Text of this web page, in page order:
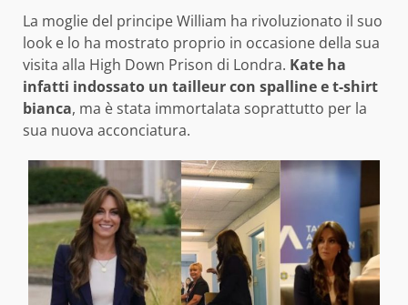
La moglie del principe William ha rivoluzionato il suo
look e lo ha mostrato proprio in occasione della sua
visita alla High Down Prison di Londra. Kate ha
infatti indossato un tailleur con spalline e t-shirt
bianca, ma è stata immortalata soprattutto per la
sua nuova acconciatura.